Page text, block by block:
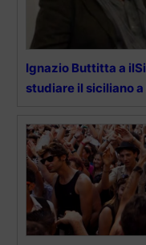
Ignazio Buttitta a
studiare il siciliano